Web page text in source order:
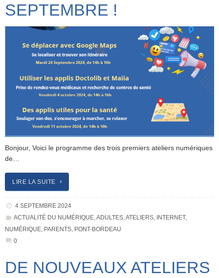
SEPTEMBRE !
Bonjour, Voici le programme des trois premiers ateliers numériques
de…
LIRE LA SUITE
4 SEPTEMBRE 2024
ACTUALITÉ DU NUMÉRIQUE, ADULTES, ATELIERS, INTERNET,
NUMÉRIQUE PARENTS PONT-BORDEAU
0
DE NOUVEAUX ATELIERS